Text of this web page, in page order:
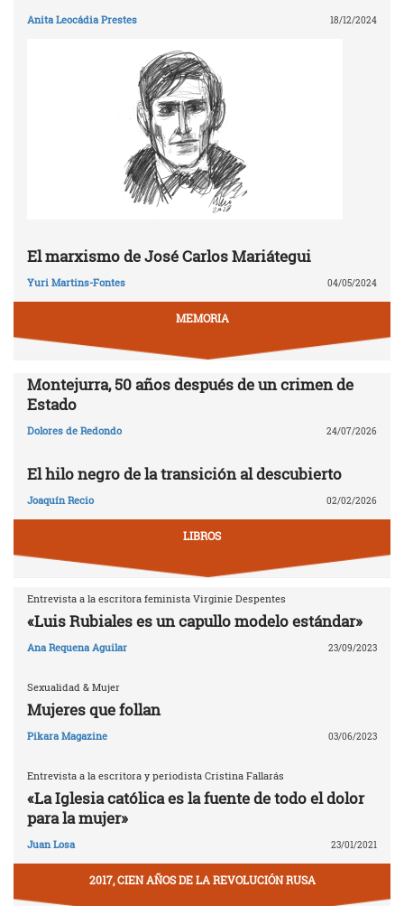
Anita Leocádia Prestes 18/12/2024
El marxismo de José Carlos Mariátegui
Yuri Martins-Fontes 04/05/2024
MEMORIA
Montejurra, 50 años después de un crimen de
Estado
Dolores de Redondo 24/07/2026
El hilo negro de la transición al descubierto
Joaquín Recio 02/02/2026
LIBROS
Entrevista a la escritora feminista Virginie Despentes
«Luis Rubiales es un capullo modelo estándar»
Ana Requena Aguilar 23/09/2023
Sexualidad & Mujer
Mujeres que follan
Pikara Magazine 03/06/2023
Entrevista a la escritora y periodista Cristina Fallarás
«La Iglesia católica es la fuente de todo el dolor
para la mujer»
Juan Losa 23/01/2021
2017, CIEN AÑOS DE LA REVOLUCIÓN RUSA